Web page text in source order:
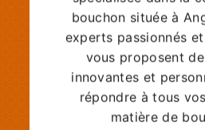
bouchon située à
experts passionnés
vous proposent
innovantes et
répondre à tous
matière de